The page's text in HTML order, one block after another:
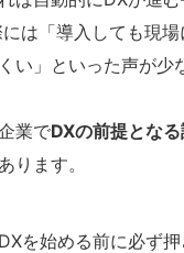
は「導入しても現場
い」といった声が少
業でDXの前提とな
ります。
を始める前に必ず